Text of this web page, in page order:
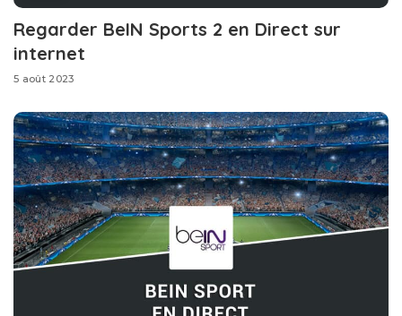
Regarder BeIN Sports 2 en Direct sur
internet
5 août 2023